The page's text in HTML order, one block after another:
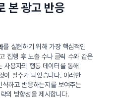
본 광고 반응
를 실현하기 위해 가장 핵심적인
집행 후 노출 수나 클릭 수와 같은
사용자의 행동 데이터를 통해
이 필수가 되었습니다. 이러한
하고 반응하는지를 보여주는
의 방향성을 제시합니다.